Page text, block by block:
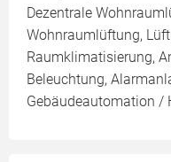
Dezentrale
Wohnraumlüftung,
Raumklimatisierung,
Beleuchtung,
Gebäudeautomation /